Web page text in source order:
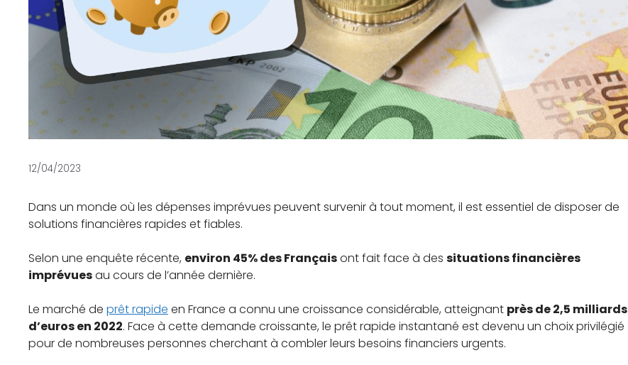
12/04/2023
Dans un monde où les dépenses imprévues peuvent survenir à tout moment, il est essentiel de disposer de
solutions financières rapides et fiables.
Selon une enquête récente, environ 45% des Françaisont fait face à des situations financières
imprévuesau cours de l’année dernière.
Le marché de prêt rapide en France a connu une croissance considérable, atteignant près de 2,5 milliards
d’euros en 2022. Face à cette demande croissante, le prêt rapide instantané est devenu un choix privilégié
pour de nombreuses personnes cherchant à combler leurs besoins financiers urgents.